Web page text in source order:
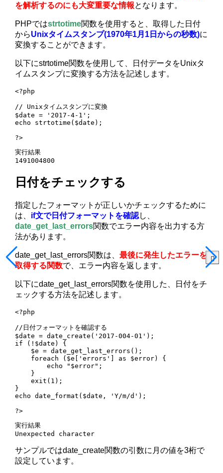
を解析するのにも大変重要な情報となります。
PHPではstrtotime関数を使用すると、取得した日付
からUnixタイムスタンプ(1970年1月1日からの秒数)に
変換することができます。
以下にstrtotime関数を使用して、日付データをUnixタ
イムスタンプに変換する方法を記述します。
<?php
// Unixタイムスタンプに変換
$date = '2017-4-1';
echo strtotime($date);
?>
実行結果
1491004800
日付をチェックする
指定したフォーマットが正しいかチェックするために
は、 if文で日付フォーマットを確認し、
date_get_last_errors関数でエラー内容を出力する方
法があります。
date_get_last_errors関数は、最後に発生したエラーを
取得する関数で、エラー内容を返します。
以下にdate_get_last_errors関数を使用した、日付をチ
ェックする方法を記述します。
<?php
//日付フォーマットを確認する
$date = date_create('2017-004-01');
if (!$date) {
    $e = date_get_last_errors();
    foreach ($e['errors'] as $error) {
        echo "$error";
    }
    exit(1);
}
echo date_format($date, 'Y/m/d');
?>
実行結果
Unexpected character
サンプルではdate_create関数の引数に月の値を3桁で
設定しています。